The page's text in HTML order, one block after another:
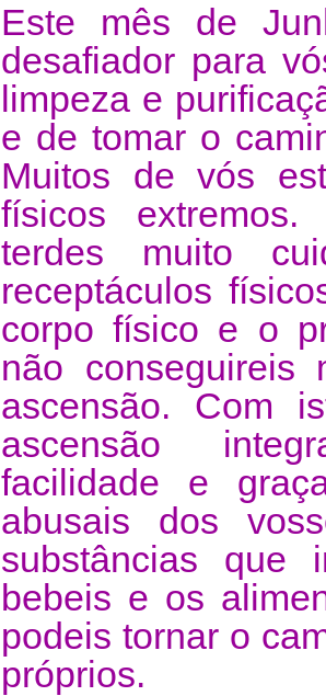
Este mês de
desafiador para
limpeza e
e de tomar o
Muitos de vós
físicos
terdes muito
receptáculos
corpo físico e o
não conseguireis
ascensão. Com
ascensão
facilidade e
abusais dos
substâncias que
bebeis e os
podeis tornar o
próprios.